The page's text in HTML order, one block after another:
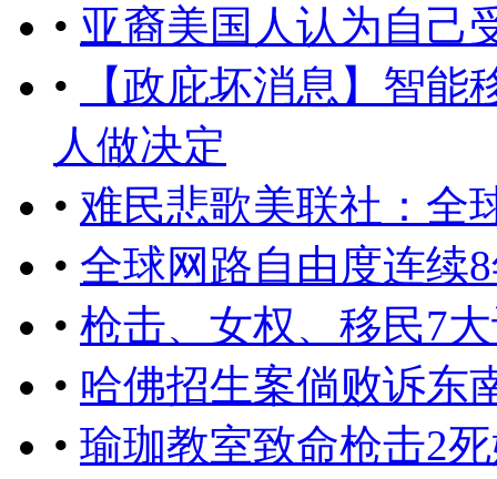
• 亚裔美国人认为自己
•
【政庇坏消息】智
人做决定
• 难民悲歌美联社：全
• 全球网路自由度连续
• 枪击、女权、移民7
• 哈佛招生案倘败诉东
• 瑜珈教室致命枪击2